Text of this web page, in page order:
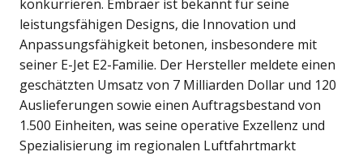
konkurrieren. Embraer ist bekannt für seine
leistungsfähigen Designs, die Innovation und
Anpassungsfähigkeit betonen, insbesondere mit
seiner E-Jet E2-Familie. Der Hersteller meldete einen
geschätzten Umsatz von 7 Milliarden Dollar und 120
Auslieferungen sowie einen Auftragsbestand von
1.500 Einheiten, was seine operative Exzellenz und
Spezialisierung im regionalen Luftfahrtmarkt